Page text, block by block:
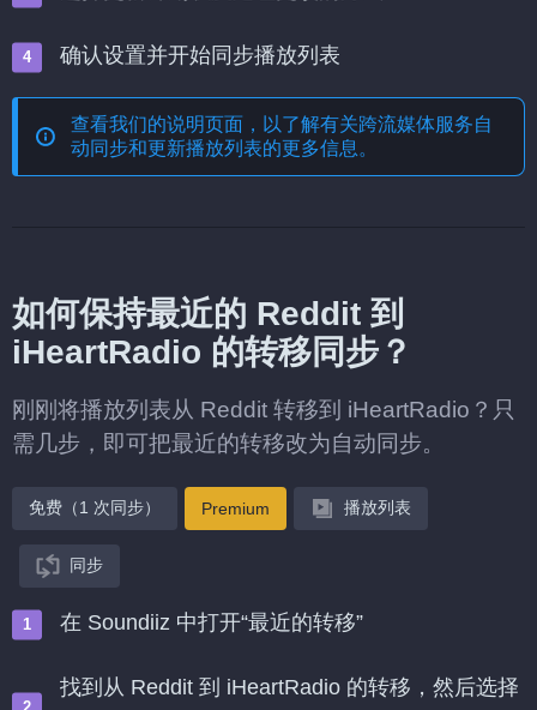
确认设置并开始同步播放列表
查看我们的说明页面，以了解有关跨流媒体服务自
动同步和更新播放列表的更多信息。
如何保持最近的 Reddit 到
iHeartRadio 的转移同步？
刚刚将播放列表从 Reddit 转移到 iHeartRadio？只
需几步，即可把最近的转移改为自动同步。
免费（1 次同步） Premium 播放列表
同步
在 Soundiiz 中打开“最近的转移”
找到从 Reddit 到 iHeartRadio 的转移，然后选择